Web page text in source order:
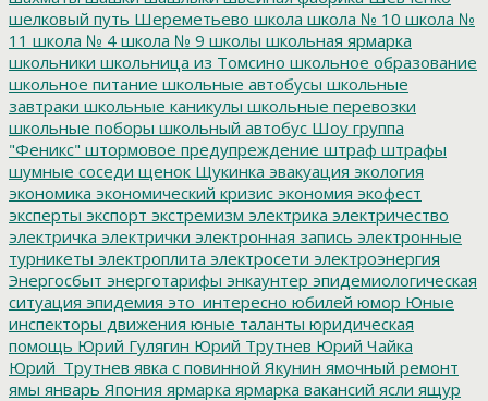
шелковый путь Шереметьево школа школа № 10 школа №
11 школа № 4 школа № 9 школы школьная ярмарка
школьники школьница из Томсино школьное образование
школьное питание школьные автобусы школьные
завтраки школьные каникулы школьные перевозки
школьные поборы школьный автобус Шоу группа
"Феникс" штормовое предупреждение штраф штрафы
шумные соседи щенок Щукинка эвакуация экология
экономика экономический кризис экономия экофест
эксперты экспорт экстремизм электрика электричество
электричка электрички электронная запись электронные
турникеты электроплита электросети электроэнергия
Энергосбыт энерготарифы энкаунтер эпидемиологическая
ситуация эпидемия это_интересно юбилей юмор Юные
инспекторы движения юные таланты юридическая
помощь Юрий Гулягин Юрий Трутнев Юрий Чайка
Юрий_Трутнев явка с повинной Якунин ямочный ремонт
ямы январь Япония ярмарка ярмарка вакансий ясли ящур